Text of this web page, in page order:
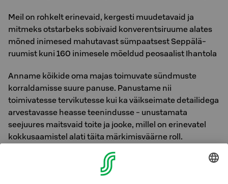
Meil on rohkelt erinevaid, kergesti muudetavaid ja
mitmeks otstarbeks sobivaid konverentsiruume alates
mõned inimesed mahutavast sümpaatsest Seppälä-
ruumist kuni 160 inimesele mõeldud peosaalist Ihantola
Anname kõikide oma majas toimuvate sündmuste
korraldamisse suure panuse. Panustame nii
toimivatesse tervikutesse kui ka väikseimate detailidega
arvestavasse heasse teenindusse - unustamata
seejuures maitsvaid toite ja jooke, millel on erinevatel
kokkusaamistel alati täita märkimisväärne roll.